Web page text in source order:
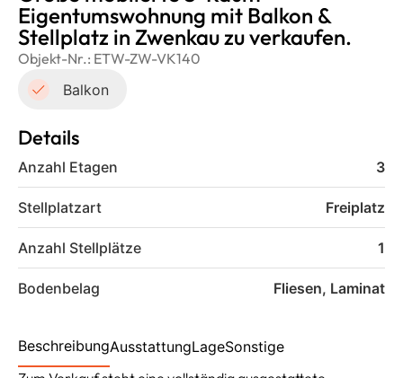
Eigentumswohnung mit Balkon &
Stellplatz in Zwenkau zu verkaufen.
Objekt-Nr.: ETW-ZW-VK140
Balkon
Details
Anzahl Etagen 3
Stellplatzart Freiplatz
Anzahl Stellplätze 1
Bodenbelag Fliesen, Laminat
BeschreibungAusstattungLageSonstige